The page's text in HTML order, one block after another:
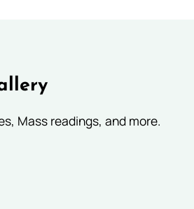
Mass readings, and more.